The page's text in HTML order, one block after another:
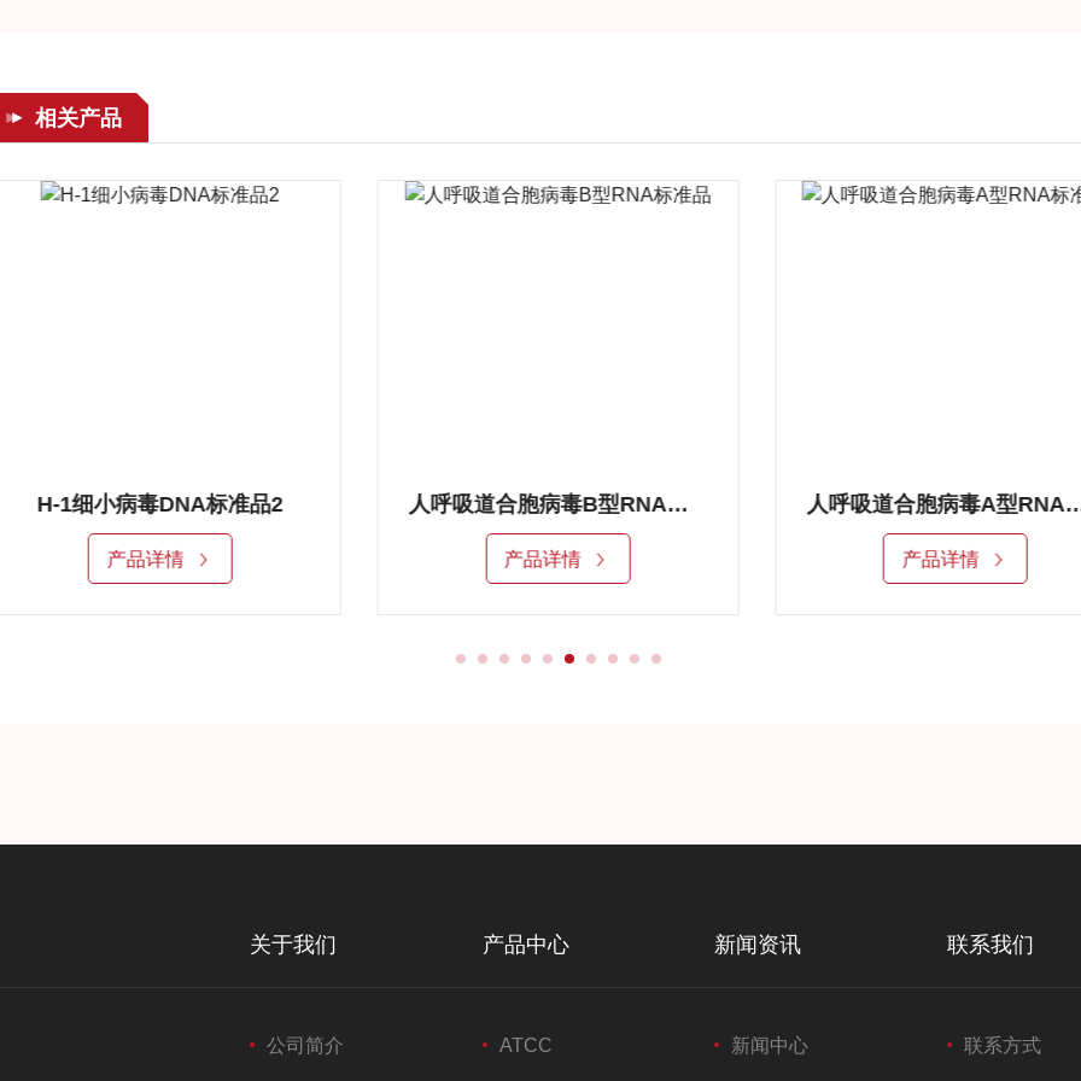
相关产品
H-1细小病毒DNA标准品2
产品详情
人呼吸道合胞病毒B型RNA标准品
产品详情
人呼吸道合胞病毒A
产品详情
关于我们
公司简介
产品中心
ATCC
新闻资讯
新闻中心
联系我们
联系方式